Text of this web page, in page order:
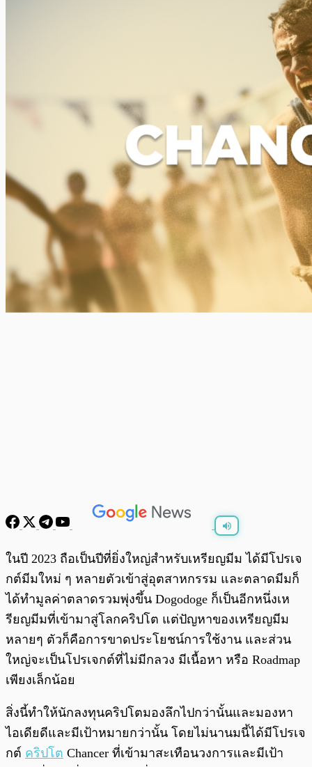
พร้อมเล่น 0:00 /0:00
ในปี 2023 ถือเป็นปีที่ยิ่งใหญ่สำหรับเหรียญมีม ได้มีโปรเจ
กต์มีมใหม่ ๆ หลายตัวเข้าสู่อุตสาหกรรม และตลาดมีมก็
ได้ทำมูลค่าตลาดรวมพุ่งขึ้น Dogodoge ก็เป็นอีกหนึ่งเห
รียญมีมที่เข้ามาสู่โลกคริปโต แต่ปัญหาของเหรียญมีม
หลายๆ ตัวก็คือการขาดประโยชน์การใช้งาน และส่วน
ใหญ่จะเป็นโปรเจกต์ที่ไม่มีกลวง มีเนื้อหา หรือ Roadmap
เพียงเล็กน้อย
สิ่งนี้ทำให้นักลงทุนคริปโตมองลึกไปกว่านั้นและมองหา
ไอเดียดีและมีเป้าหมายกว่านั้น โดยไม่นานมนี้ได้มีโปรเจ
กต์ คริปโต Chancer ที่เข้ามาสะเทือนวงการและมีเป้า